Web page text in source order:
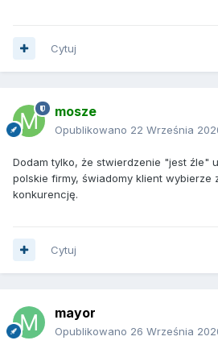
Cytuj
mosze
Opublikowano 22 Września
Dodam tylko, że stwierdzenie "jest źle"
polskie firmy, świadomy klient wybierze
konkurencję.
Cytuj
mayor
Opublikowano 26 Września